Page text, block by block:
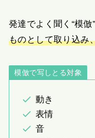
発達でよく聞く“模
ものとして取り込み
模倣で写しとる対象
動き
表情
音